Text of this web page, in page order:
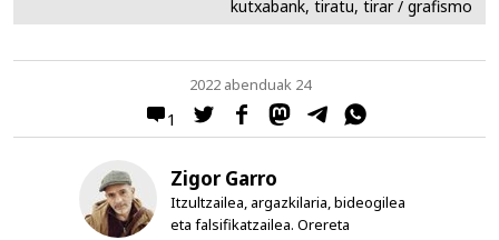
kutxabank, tiratu, tirar / grafismo
1
2022 abenduak 24
Zigor Garro
Itzultzailea, argazkilaria, bideogilea
eta falsifikatzailea. Orereta